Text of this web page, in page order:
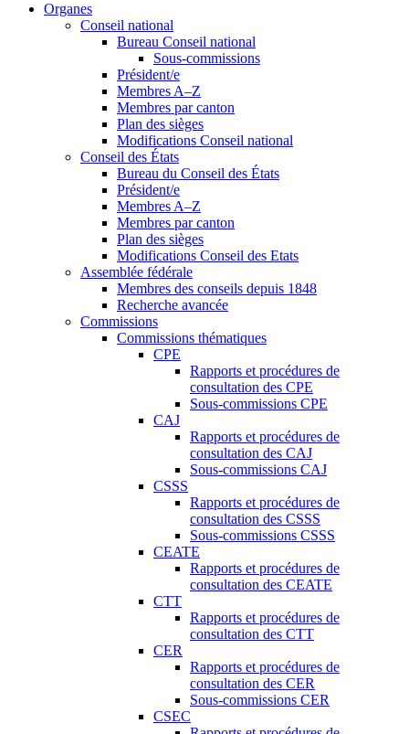
Organes
Conseil national
Bureau Conseil national
Sous-commissions
Président/e
Membres A–Z
Membres par canton
Plan des sièges
Modifications Conseil national
Conseil des États
Bureau du Conseil des États
Président/e
Membres A–Z
Membres par canton
Plan des sièges
Modifications Conseil des Etats
Assemblée fédérale
Membres des conseils depuis 1848
Recherche avancée
Commissions
Commissions thématiques
CPE
Rapports et procédures de
consultation des CPE
Sous-commissions CPE
CAJ
Rapports et procédures de
consultation des CAJ
Sous-commissions CAJ
CSSS
Rapports et procédures de
consultation des CSSS
Sous-commissions CSSS
CEATE
Rapports et procédures de
consultation des CEATE
CTT
Rapports et procédures de
consultation des CTT
CER
Rapports et procédures de
consultation des CER
Sous-commissions CER
CSEC